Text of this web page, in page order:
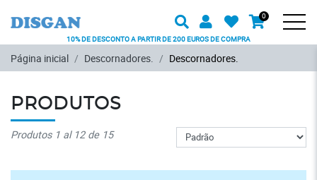
Ir para o conteúdo principal
10% DE DESCONTO A PARTIR DE 200 EUROS DE COMPRA
Procurar
UsuárioFavoritos
0
Produto
Página inicial Descornadores. Descornadores.
PRODUTOS
Produtos 1 al 12 de 15 Pedido